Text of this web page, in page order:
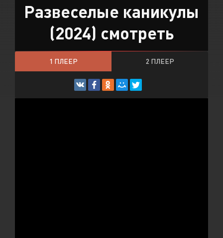
Запомнить
ВОЙТИ НА САЙТ
Регистрация Восстановить пароль
Или войти через
Развеселые каникулы
(2024) смотреть
1 ПЛЕЕР 2 ПЛЕЕР